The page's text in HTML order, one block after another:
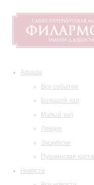
Афиша
Все события
Большой зал
Малый зал
Лекции
Экскурсии
Пушкинская карта
Новости